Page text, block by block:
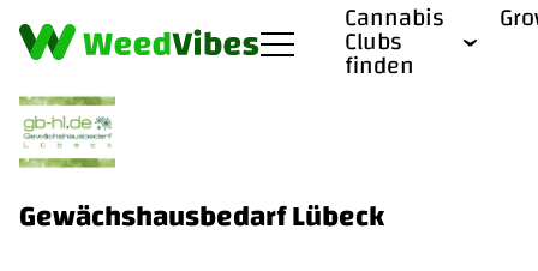
Cannabis
Clubs
finden
Gewächshausbedarf Lübeck